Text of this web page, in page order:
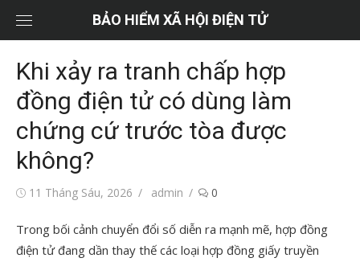
dung
BẢO HIỂM XÃ HỘI ĐIỆN TỬ
Khi xảy ra tranh chấp hợp
đồng điện tử có dùng làm
chứng cứ trước tòa được
không?
Đăng11 Tháng Sáu, 2026
Tác
admin 0
Trong bối cảnh chuyển đổi số diễn ra mạnh mẽ, hợp đồng
điện tử đang dần thay thế các loại hợp đồng giấy truyền